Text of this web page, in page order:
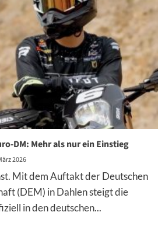
DM: Mehr als nur ein Einstieg
2026
Mit dem Auftakt der Deutschen
(DEM) in Dahlen steigt die
in den deutschen...